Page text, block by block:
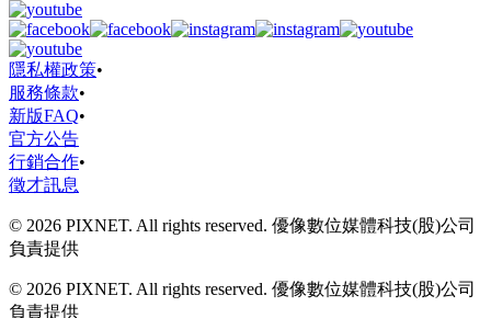
隱私權政策•
服務條款•
新版FAQ•
官方公告
行銷合作•
徵才訊息
© 2026 PIXNET. All rights reserved. 優像數位媒體科技(股)公司
負責提供
© 2026 PIXNET. All rights reserved. 優像數位媒體科技(股)公司
負責提供